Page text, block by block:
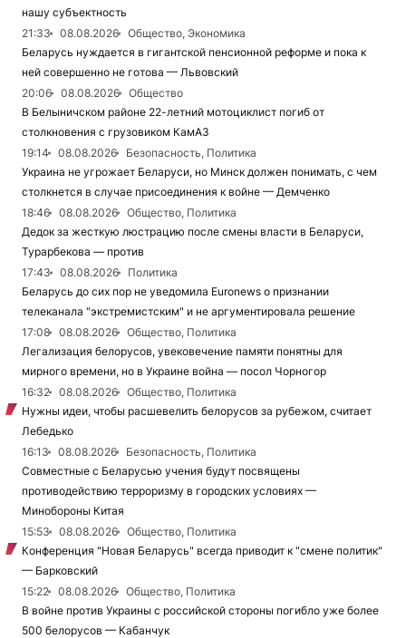
нашу субъектность
21:33
08.08.2026
Общество, Экономика
Беларусь нуждается в гигантской пенсионной реформе и пока к
ней совершенно не готова — Львовский
20:06
08.08.2026
Общество
В Белыничском районе 22-летний мотоциклист погиб от
столкновения с грузовиком КамАЗ
19:14
08.08.2026
Безопасность, Политика
Украина не угрожает Беларуси, но Минск должен понимать, с чем
столкнется в случае присоединения к войне — Демченко
18:46
08.08.2026
Общество, Политика
Дедок за жесткую люстрацию после смены власти в Беларуси,
Турарбекова — против
17:43
08.08.2026
Политика
Беларусь до сих пор не уведомила Euronews о признании
телеканала "экстремистским" и не аргументировала решение
17:08
08.08.2026
Общество, Политика
Легализация белорусов, увековечение памяти понятны для
мирного времени, но в Украине война — посол Чорногор
16:32
08.08.2026
Общество, Политика
Нужны идеи, чтобы расшевелить белорусов за рубежом, считает
Лебедько
16:13
08.08.2026
Безопасность, Политика
Совместные с Беларусью учения будут посвящены
противодействию терроризму в городских условиях —
Минобороны Китая
15:53
08.08.2026
Общество, Политика
Конференция "Новая Беларусь" всегда приводит к "смене политик"
— Барковский
15:22
08.08.2026
Общество, Политика
В войне против Украины с российской стороны погибло уже более
500 белорусов — Кабанчук